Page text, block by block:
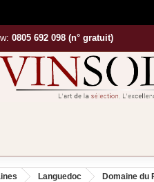
0805 692 098 (n° gratuit)
Languedoc Domaine du